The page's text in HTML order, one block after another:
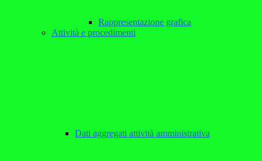
Rappresentazione grafica
Attività e procedimenti
Dati aggregati attività amministrativa